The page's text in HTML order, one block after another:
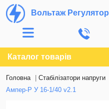
Вольтаж Регулятор
Каталог товарів
Головна Стабілізатори напруги
Ампер-Р У 16-1/40 v2.1